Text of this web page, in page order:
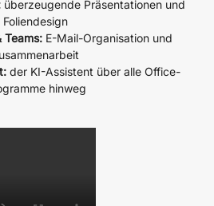
überzeugende Präsentationen und
Foliendesign
Teams: E-Mail-Organisation und
der KI-Assistent über alle Office-
hinweg